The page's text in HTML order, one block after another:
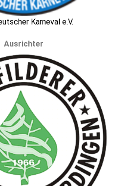
Karneval e.V.
Ausrichter